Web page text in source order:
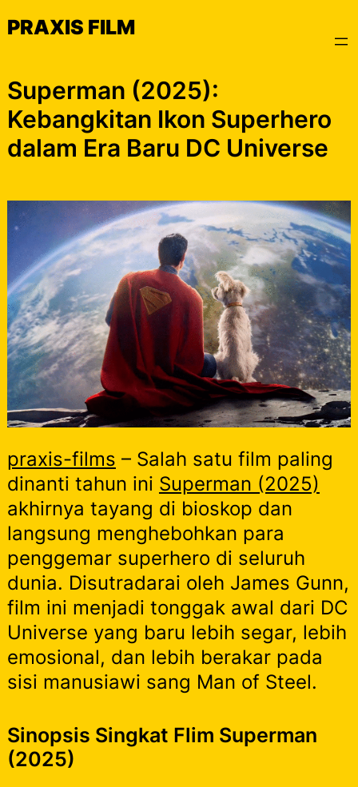
toPRAXIS FILM
Superman (2025):
Kebangkitan Ikon Superhero
dalam Era Baru DC Universe
praxis-films – Salah satu film paling
dinanti tahun ini Superman (2025)
akhirnya tayang di bioskop dan
langsung menghebohkan para
penggemar superhero di seluruh
dunia. Disutradarai oleh James Gunn,
film ini menjadi tonggak awal dari DC
Universe yang baru lebih segar, lebih
emosional, dan lebih berakar pada
sisi manusiawi sang Man of Steel.
Sinopsis Singkat Flim Superman
(2025)